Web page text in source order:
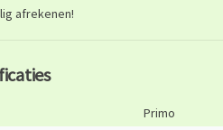
afrekenen!
Primo